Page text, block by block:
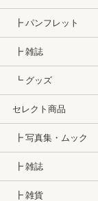
┣ パンフレット
┣ 雑誌
┗ グッズ
セレクト商品
┣ 写真集・ムック
┣ 雑誌
┣ 雑貨